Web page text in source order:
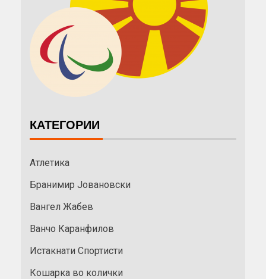
КАТЕГОРИИ
Атлетика
Бранимир Јовановски
Вангел Жабев
Ванчо Каранфилов
Истакнати Спортисти
Кошарка во колички